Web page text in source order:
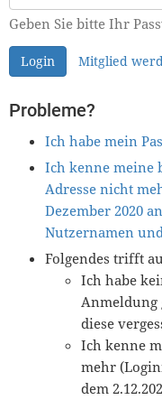
Geben Sie bitte Ihr
Login Mitglied
Probleme?
Ich habe mein
Ich kenne meine
Adresse nicht
Dezember 2020
Nutzernamen
Folgendes trifft
Ich habe
Anmeldung
diese
Ich kenne
mehr
dem